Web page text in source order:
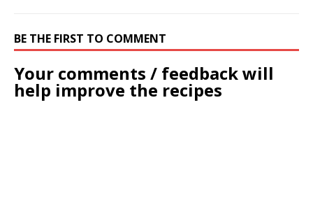
BE THE FIRST TO COMMENT
Your comments / feedback will
help improve the recipes